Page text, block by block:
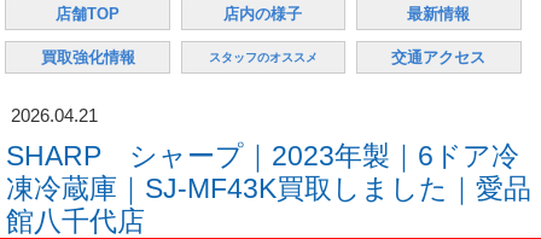
店舗TOP 店内の様子 最新情報
買取強化情報 スタッフのオススメ 交通アクセス
2026.04.21
SHARP シャープ｜2023年製｜6ドア冷
凍冷蔵庫｜SJ-MF43K買取しました｜愛品
館八千代店